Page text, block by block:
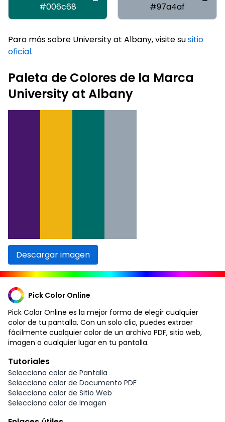
#006c68 #97a4af
Para más sobre University at Albany, visite susitio
oficial.
Paleta de Colores de la Marca
University at Albany
Descargar imagen
Pick Color Online
Pick Color Online es la mejor forma de elegir cualquier
color de tu pantalla. Con un solo clic, puedes extraer
fácilmente cualquier color de un archivo PDF, sitio web,
imagen o cualquier lugar en tu pantalla.
Tutoriales
Selecciona color de Pantalla
Selecciona color de Documento PDF
Selecciona color de Sitio Web
Selecciona color de Imagen